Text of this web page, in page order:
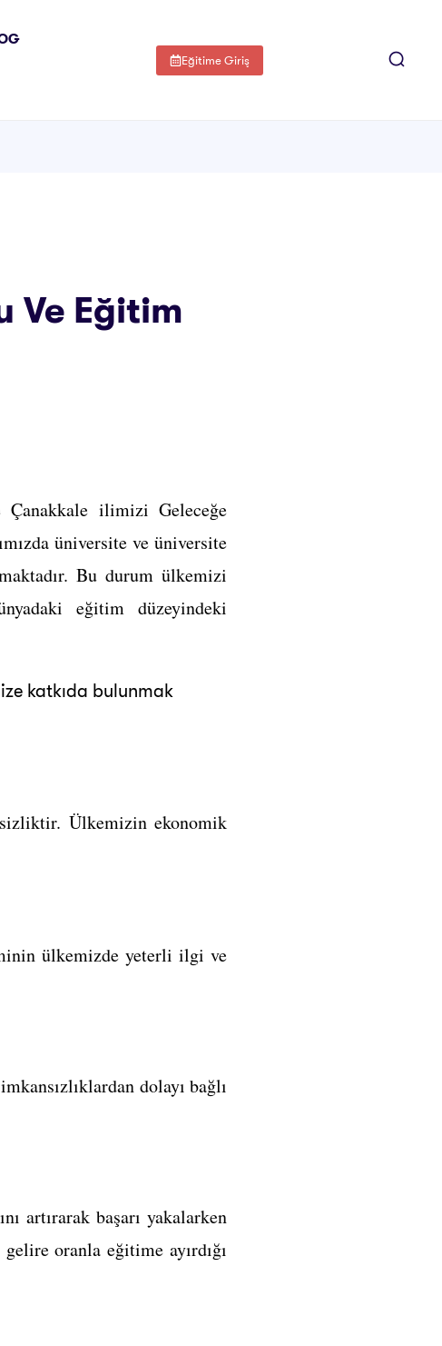
Eğitime Giriş
Ve Eğitim
Çanakkale ilimizi Geleceğe
üniversite ve üniversite
Bu durum ülkemizi
eğitim düzeyindeki
katkıda bulunmak
Ülkemizin ekonomik
ülkemizde yeterli ilgi ve
dolayı bağlı
artırarak başarı yakalarken
oranla eğitime ayırdığı